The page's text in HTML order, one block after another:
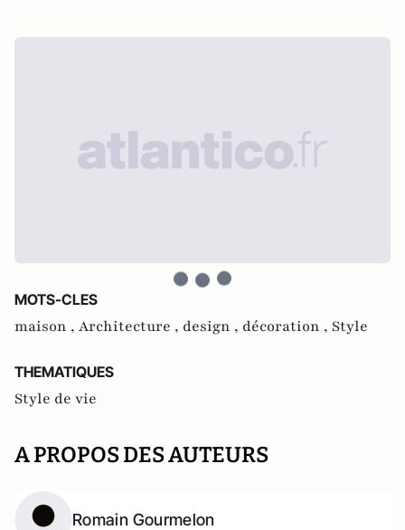
MOTS-CLES
maison , Architecture , design , décoration , Style
THEMATIQUES
Style de vie
A PROPOS DES AUTEURS
Romain Gourmelon